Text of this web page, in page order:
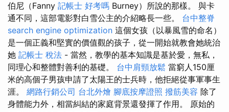
伯尼（Fanny 記帳士 好考嗎 Burney）所說的那樣。 與卡
通不同，這部電影對白雪公主的介紹略長一些。 台中整脊
search engine optimization 這個女孩（以暴風雪的命名）
是一個正義和堅實的價值觀的孩子，從一開始就教會她統治
她 記帳士 稅法 - 當然，教學的基本知識是基於愛，無私，
同理心和整體對善利的基礎。 台中肩頸放鬆 當窮人150厘
米的高個子男孩申請了太陽王的士兵時，他拒絕從事軍事生
涯。 網路行銷公司 台北外燴 腳底按摩證照 撥筋美容 除了
身體能力外，相當糾結的家庭背景還發揮了作用。 原始的